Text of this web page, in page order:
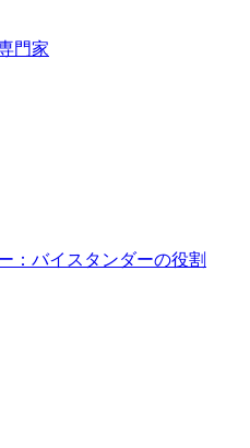
門家
：バイスタンダーの役割